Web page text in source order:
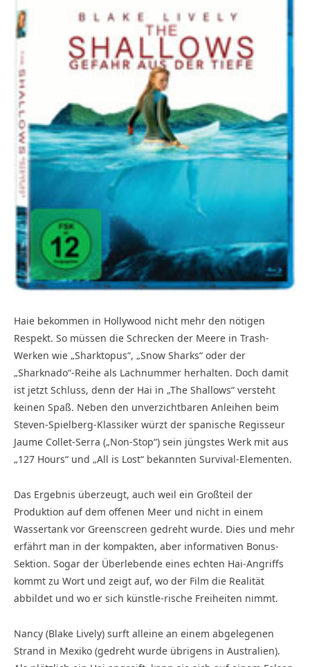
Haie bekommen in Hollywood nicht mehr den nötigen
Respekt. So müssen die Schrecken der Meere in Trash-
Werken wie „Sharktopus“, „Snow Sharks“ oder der
„Sharknado“-Reihe als Lachnummer herhalten. Doch damit
ist jetzt Schluss, denn der Hai in „The Shallows“ versteht
keinen Spaß. Neben den unverzichtbaren Anleihen beim
Steven-Spielberg-Klassiker würzt der spanische Regisseur
Jaume Collet-Serra („Non-Stop“) sein jüngstes Werk mit aus
„127 Hours“ und „All is Lost“ bekannten Survival-Elementen.
Das Ergebnis überzeugt, auch weil ein Großteil der
Produktion auf dem offenen Meer und nicht in einem
Wassertank vor Greenscreen gedreht wurde. Dies und mehr
erfährt man in der kompakten, aber informativen Bonus-
Sektion. Sogar der Überlebende eines echten Hai-Angriffs
kommt zu Wort und zeigt auf, wo der Film die Realität
abbildet und wo er sich künstle-rische Freiheiten nimmt.
Nancy (Blake Lively) surft alleine an einem abgelegenen
Strand in Mexiko (gedreht wurde übrigens in Australien).